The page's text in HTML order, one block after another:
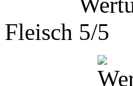
Fleisch